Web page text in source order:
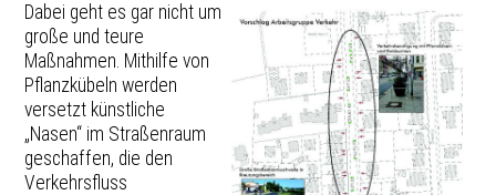
Dabei geht es gar nicht um
große und teure
Maßnahmen. Mithilfe von
Pflanzkübeln werden
versetzt künstliche
„Nasen“ im Straßenraum
geschaffen, die den
Verkehrsfluss